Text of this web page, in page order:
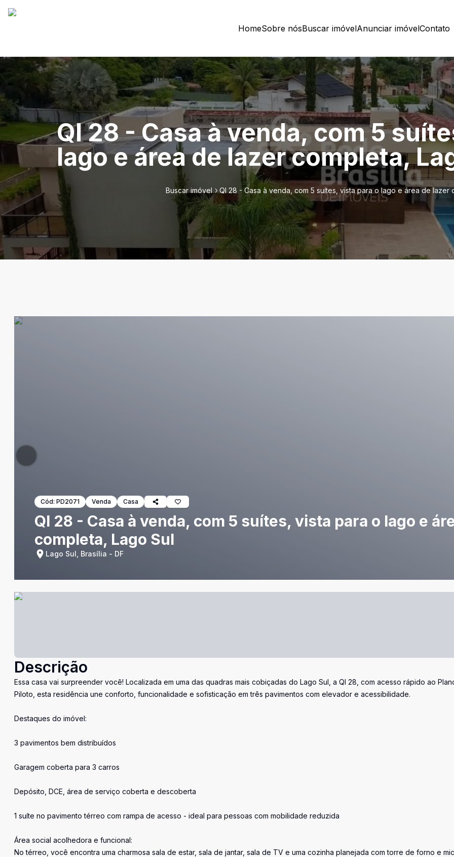
HomeSobre nósBuscar imóvelAnunciar imóvelContato
QI 28 - Casa à venda, com 5
lago e área de lazer completa,
Buscar imóvel QI 28 - Casa à venda, com 5 suítes, vista para o lago e área de lazer
Cód: PD2071 Venda Casa
QI 28 - Casa à venda, com 5 suítes, vista para o lago e
completa, Lago Sul
Lago Sul, Brasília - DF
Descrição
Essa casa vai surpreender você! Localizada em uma das quadras mais cobiçadas do Lago Sul, a QI 28, com acesso rápido ao
Piloto, esta residência une conforto, funcionalidade e sofisticação em três pavimentos com elevador e acessibilidade.
Destaques do imóvel:
3 pavimentos bem distribuídos
Garagem coberta para 3 carros
Depósito, DCE, área de serviço coberta e descoberta
1 suíte no pavimento térreo com rampa de acesso - ideal para pessoas com mobilidade reduzida
Área social acolhedora e funcional:
No térreo, você encontra uma charmosa sala de estar, sala de jantar, sala de TV e uma cozinha planejada com torre de forno e